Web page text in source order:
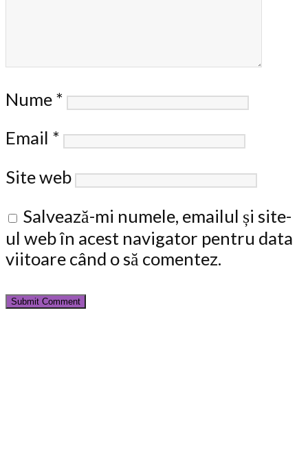
Nume *
Email *
Site web
Salvează-mi numele, emailul și site-
ul web în acest navigator pentru data
viitoare când o să comentez.